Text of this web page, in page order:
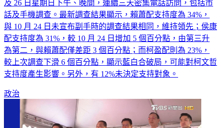
及 26 日星期日下午、晚間，連續三天密集電話訪問，包括市
話及手機調查。最新調查結果顯示，賴蕭配支持度為 34%，
與 10 月 24 日未宣布副手時的調查結果相同，維持領先；侯康
配支持度為 31%，較 10 月 24 日增加 5 個百分點，由第三升
為第二，與賴蕭配僅差距 3 個百分點；而柯盈配則為 23%，
較上次調查下滑 6 個百分點，顯示藍白合破局，可能對柯文哲
支持度產生影響。另外，有 12%未決定支持對象。
政治